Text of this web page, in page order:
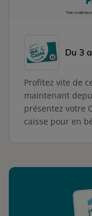
Du 3
Profitez vite de
maintenant
présentez votre
caisse pour en